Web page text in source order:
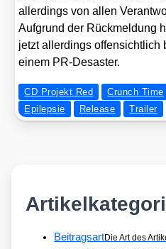
aller­dings von allen
Auf­grund der Rück­mel­dung
jetzt aller­dings offen­sicht­lich
einem PR-Desas­ter.
CD Projekt Red Crunch Time
Epilepsie
Release Trailer
BeitragsartDie Art des